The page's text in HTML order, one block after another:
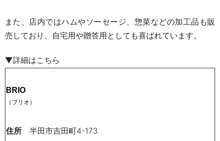
また、店内ではハムやソーセージ、惣菜などの加工品も販
売しており、自宅用や贈答用としても喜ばれています。
▼詳細はこちら
BRIО
（ブリオ）
住所
半田市吉田町4-173